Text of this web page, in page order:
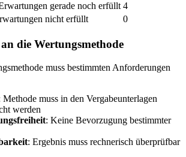
gerade noch erfüllt 4
nicht erfüllt 0
die Wertungsmethode
muss bestimmten Anforderungen
Methode muss in den Vergabeunterlagen
werden
: Keine Bevorzugung bestimmter
: Ergebnis muss rechnerisch überprüfbar